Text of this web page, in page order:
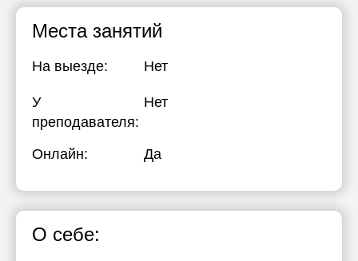
Места занятий
На выезде: Нет
У
преподавателя:
Нет
Онлайн: Да
О себе: